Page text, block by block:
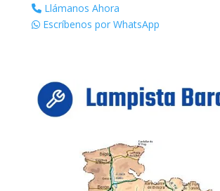
Llámanos Ahora
Escríbenos por WhatsApp